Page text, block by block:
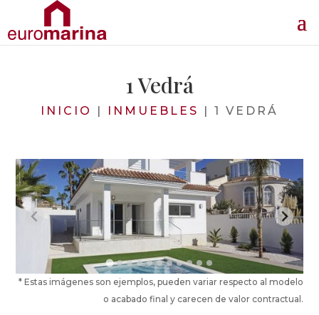
1 Vedrá
INICIO | INMUEBLES | 1 VEDRÁ
* Estas imágenes son ejemplos, pueden variar respecto al modelo
o acabado final y carecen de valor contractual.